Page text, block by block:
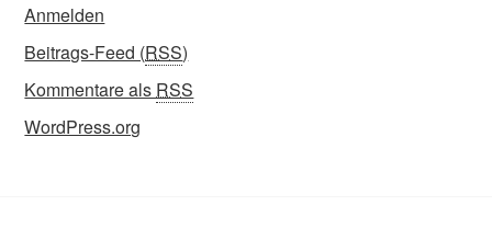
Anmelden
Beitrags-Feed (RSS)
Kommentare als RSS
WordPress.org